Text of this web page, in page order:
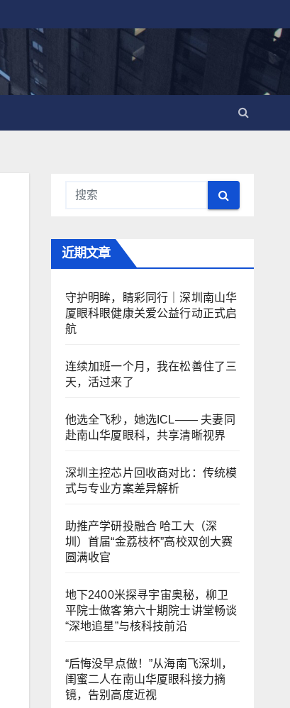
近期文章
守护明眸，睛彩同行｜深圳南山华
厦眼科眼健康关爱公益行动正式启
航
连续加班一个月，我在松善住了三
天，活过来了
他选全飞秒，她选ICL—— 夫妻同
赴南山华厦眼科，共享清晰视界
深圳主控芯片回收商对比：传统模
式与专业方案差异解析
助推产学研投融合 哈工大（深
圳）首届“金荔枝杯”高校双创大赛
圆满收官
地下2400米探寻宇宙奥秘，柳卫
平院士做客第六十期院士讲堂畅谈
“深地追星”与核科技前沿
“后悔没早点做！”从海南飞深圳，
闺蜜二人在南山华厦眼科接力摘
镜，告别高度近视